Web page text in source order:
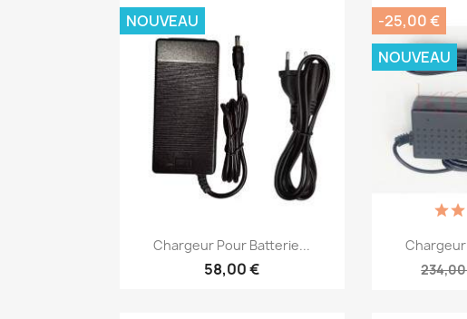
Aperçu rapide
Chargeur Pour Batterie...
58,00 €
NOUVEAU

-25,00 €
NOUVEAU